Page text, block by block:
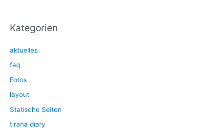
Kategorien
aktuelles
faq
Fotos
layout
Statische Seiten
tirana diary